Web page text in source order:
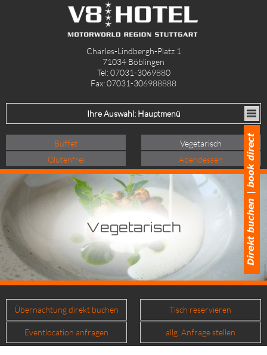
Charles-Lindbergh-Platz 1
71034 Böblingen
Tel: 07031-3069880
Fax: 07031-306988888
Ihre Auswahl: Hauptmenü
Buffet
Vegetarisch
Glutenfrei
Abendessen
Vegetarisch
Übernachtung direkt buchen Tisch reservieren
Eventlocation anfragen allg. Anfrage stellen